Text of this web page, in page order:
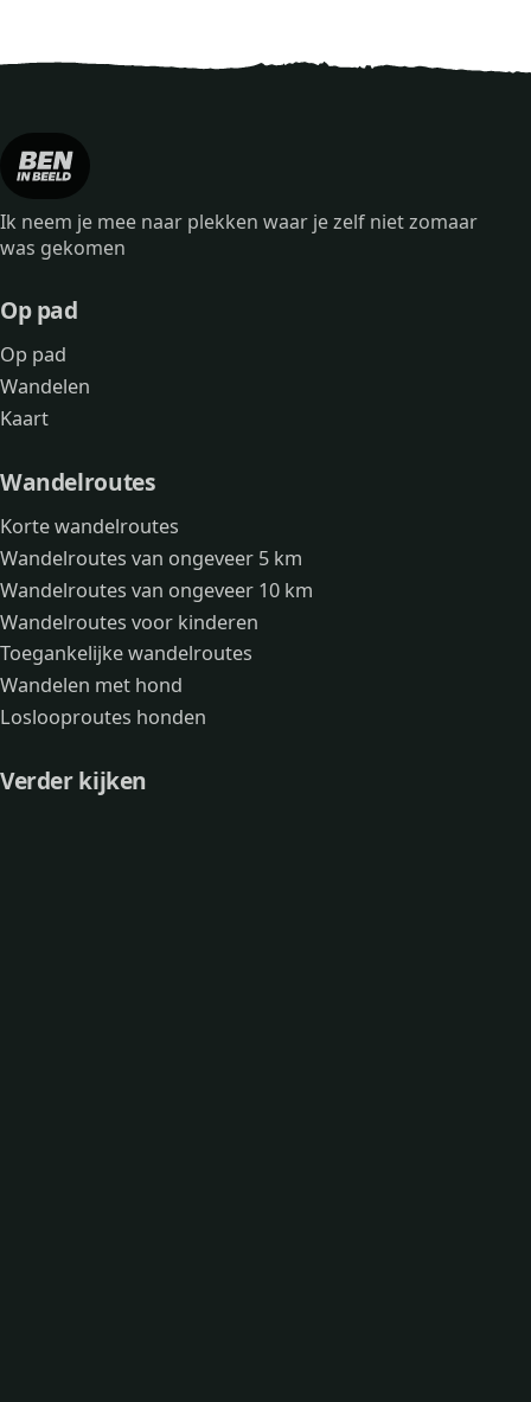
Ik neem je mee naar plekken waar je zelf niet zomaar
was gekomen
Op pad
Op pad
Wandelen
Kaart
Wandelroutes
Korte wandelroutes
Wandelroutes van ongeveer 5 km
Wandelroutes van ongeveer 10 km
Wandelroutes voor kinderen
Toegankelijke wandelroutes
Wandelen met hond
Loslooproutes honden
Verder kijken